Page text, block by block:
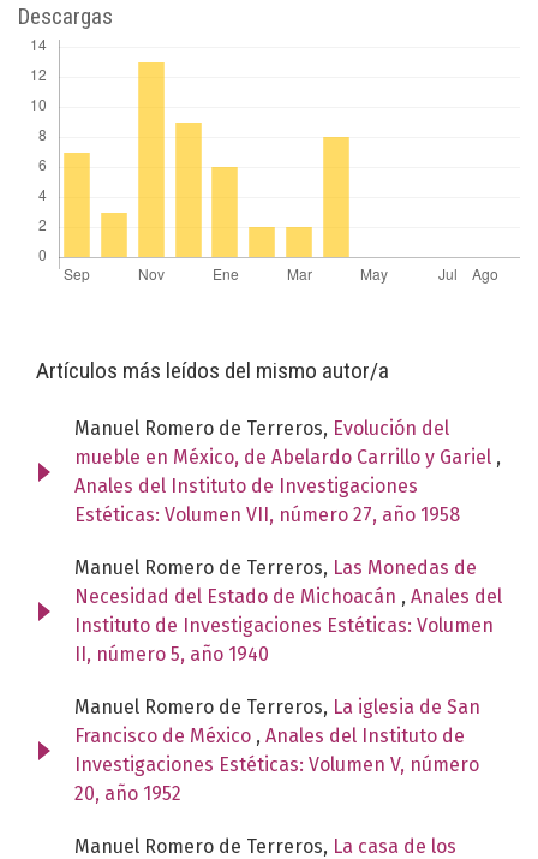
Descargas
Artículos más leídos del mismo autor/a
Manuel Romero de Terreros, Evolución del
mueble en México, de Abelardo Carrillo y Gariel ,
Anales del Instituto de Investigaciones
Estéticas: Volumen VII, número 27, año 1958
Manuel Romero de Terreros, Las Monedas de
Necesidad del Estado de Michoacán , Anales del
Instituto de Investigaciones Estéticas: Volumen
II, número 5, año 1940
Manuel Romero de Terreros, La iglesia de San
Francisco de México , Anales del Instituto de
Investigaciones Estéticas: Volumen V, número
20, año 1952
Manuel Romero de Terreros, La casa de los